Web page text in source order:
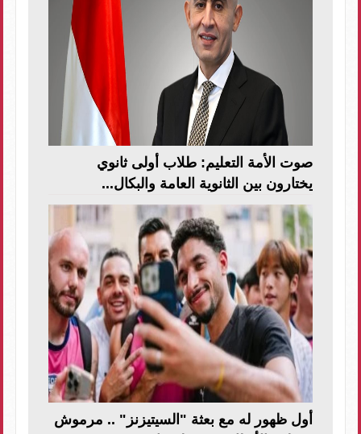
صوت الأمة التعليم: طلاب أولى ثانوي
يختارون بين الثانوية العامة والبكال...
أول ظهور له مع بعثة "السيتيزنز" .. مرموش